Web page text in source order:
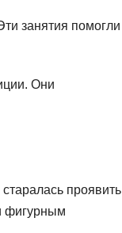
занятия помогли
Они
проявить
фигурным